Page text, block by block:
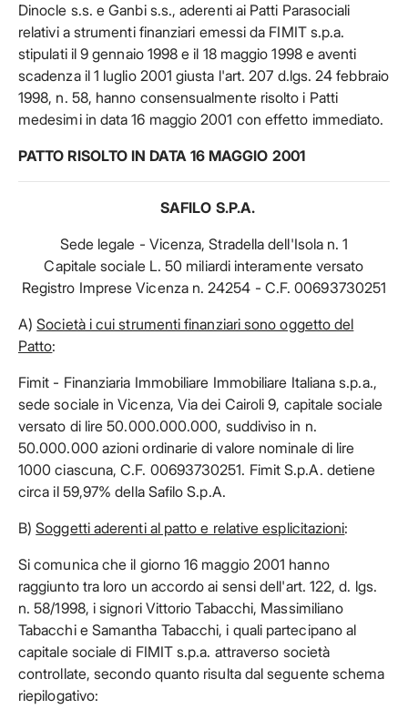
Dinocle s.s. e Ganbi s.s., aderenti ai Patti Parasociali
relativi a strumenti finanziari emessi da FIMIT s.p.a.
stipulati il 9 gennaio 1998 e il 18 maggio 1998 e aventi
scadenza il 1 luglio 2001 giusta l'art. 207 d.lgs. 24 febbraio
1998, n. 58, hanno consensualmente risolto i Patti
medesimi in data 16 maggio 2001 con effetto immediato.
PATTO RISOLTO IN DATA 16 MAGGIO 2001
SAFILO S.P.A.
Sede legale - Vicenza, Stradella dell'Isola n. 1
Capitale sociale L. 50 miliardi interamente versato
Registro Imprese Vicenza n. 24254 - C.F. 00693730251
A)Società i cui strumenti finanziari sono oggetto del
Patto:
Fimit - Finanziaria Immobiliare Immobiliare Italiana s.p.a.,
sede sociale in Vicenza, Via dei Cairoli 9, capitale sociale
versato di lire 50.000.000.000, suddiviso in n.
50.000.000 azioni ordinarie di valore nominale di lire
1000 ciascuna, C.F. 00693730251. Fimit S.p.A. detiene
circa il 59,97% della Safilo S.p.A.
B)Soggetti aderenti al patto e relative esplicitazioni:
Si comunica che il giorno 16 maggio 2001 hanno
raggiunto tra loro un accordo ai sensi dell'art. 122, d. lgs.
n. 58/1998, i signori Vittorio Tabacchi, Massimiliano
Tabacchi e Samantha Tabacchi, i quali partecipano al
capitale sociale di FIMIT s.p.a. attraverso società
controllate, secondo quanto risulta dal seguente schema
riepilogativo: